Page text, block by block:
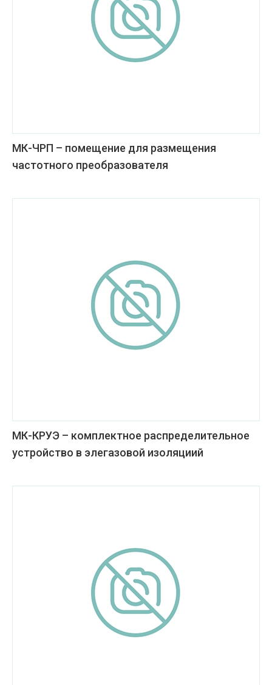
МК-ЧРП – помещение для размещения
частотного преобразователя
МК-КРУЭ – комплектное распределительное
устройство в элегазовой изоляциий